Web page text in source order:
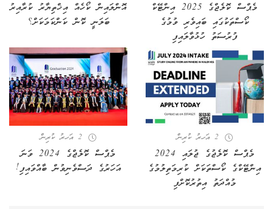
މެޕްސް ކޮލެޖްގެ 2025 އިންޓޭކް
ކޯސްތަކުގައި ބައިވެރި ވުމުގެ
ފުރުސަތު ހުޅުވާލައިފި
އޮންލައިން ކޯހެއް އިޚްތިޔާރު ކުރާއިރު
ބަލަނީ ކޮން ކަންކަމަކަށް؟
2 އަހރު ކުރިން
މެޕްސް ކޮލެޖުގެ ޖުލައި 2024
އިންޓޭކްގެ ކޯސްތަކަށް ކުރިމަތިލުމުގެ
މުއްދަތު އިތުރުކޮށްފި
2 އަހރު ކުރިން
މެޕްސް ކޮލެޖްގެ 2024 ވަނަ
އަހަރުގެ ދަސްވެނިވުން ބާއްވައިފި!